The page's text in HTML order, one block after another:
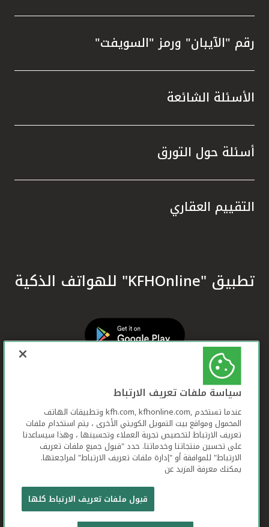
رقم "الآيبان" ورمز "السويفت"
الأسئلة الشائعة
أسئلة حول التورق
التقييم العقاري
تطبيق "KFHOnline" للهواتف الذكية
بيت التمويل الكويتي جميع الحقوق محفوظة © 2026
شروط وأحكام استخدام الموقع الإلكتروني
سياسة ملفات تعريف الارتباط
عندما تستخدم ,kfh.com, kfhonline.com وتطبيقات الهاتف
المحمول ومواقع بيت التمويل الكويتي الأخرى ، يتم استخدام ملفات
تعريف الارتباط لتخصيص تجربة العملاء وتحسينها ، وهذا سيساعدنا
على تحسين منتجاتنا وخدماتنا. حدد "قبول جميع ملفات تعريف
الارتباط" للموافقة أو "إدارة ملفات تعريف الارتباط" لمراجعتها.
يمكنك معرفة المزيد عن
قبول ملفات تعريف الارتباط كلها